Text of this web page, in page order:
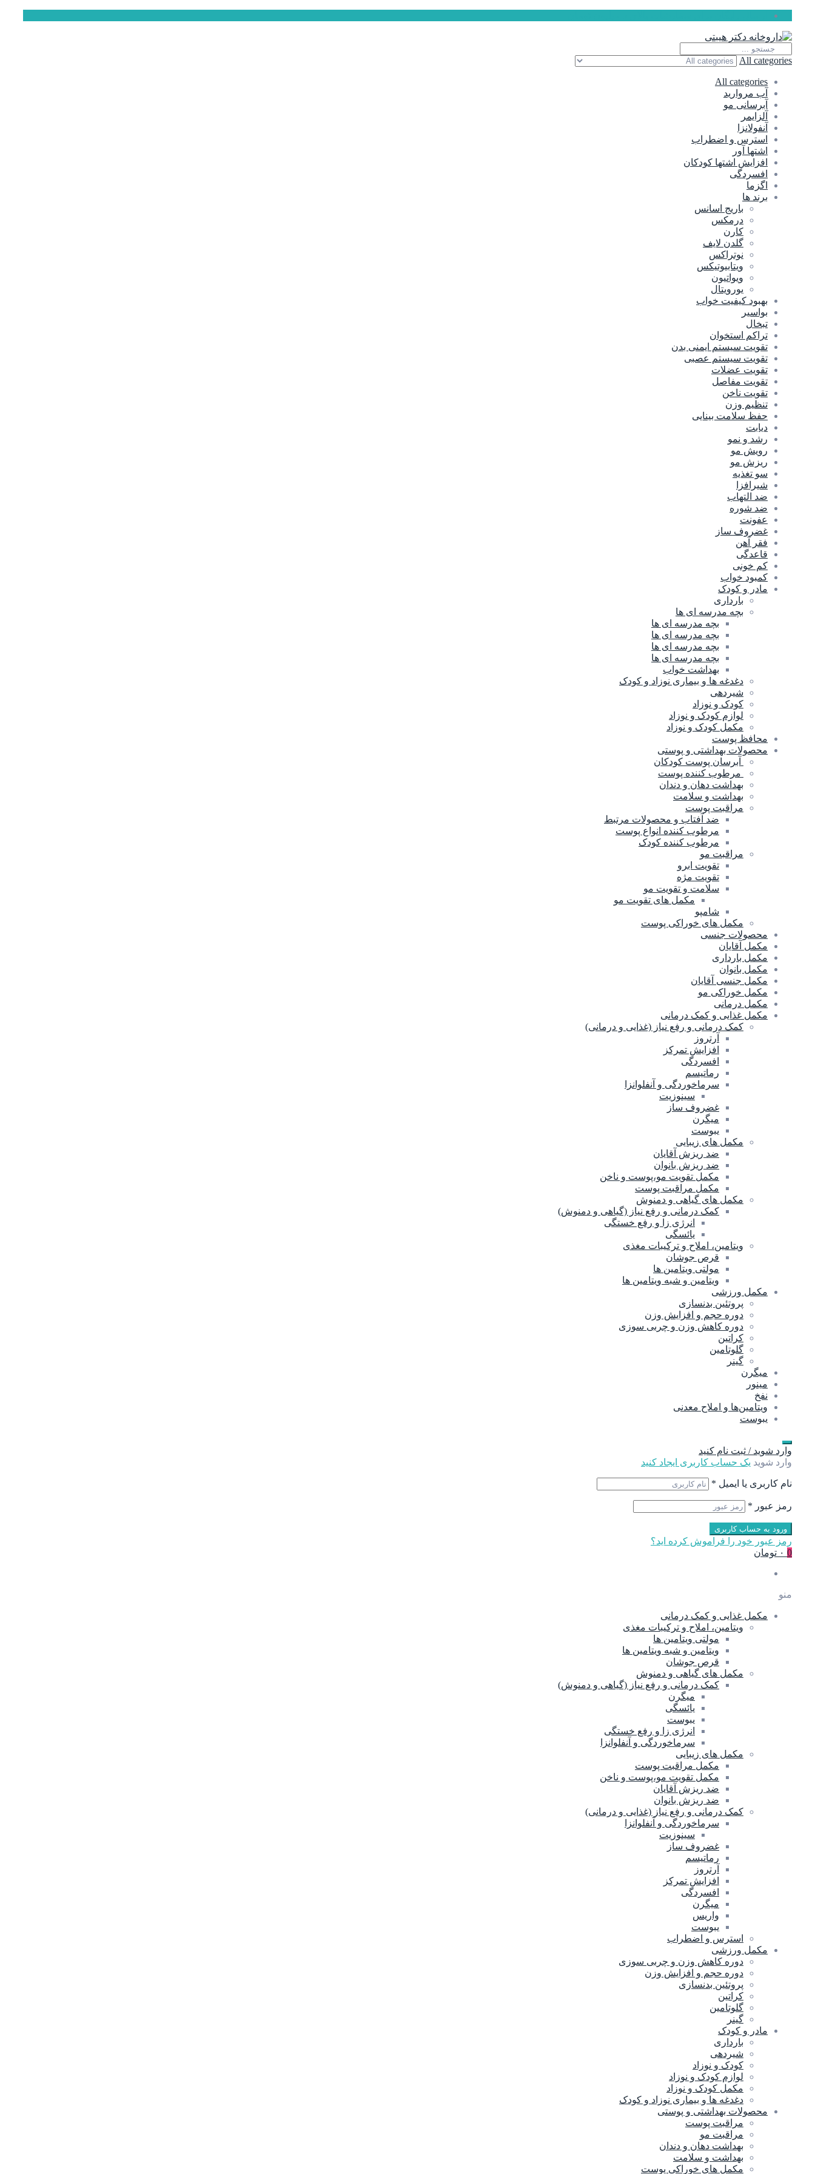
All categories
All categories
آب مروارید
آبرسانی مو
آلزایمر
آنفولانزا
استرس و اضطراب
اشتها آور
افزایش اشتها کودکان
افسردگی
اگزما
برند ها
باریج اسانس
درمکس
کارن
گلدن لایف
نوتراکس
ویتابیوتیکس
ویواتیون
یورویتال
بهبود کیفیت خواب
بواسیر
تبخال
تراکم استخوان
تقویت سیستم ایمنی بدن
تقویت سیستم عصبی
تقویت عضلات
تقویت مفاصل
تقویت ناخن
تنظیم وزن
حفظ سلامت بینایی
دیابت
رشد و نمو
رویش مو
ریزش مو
سو تغذیه
شیرافزا
ضد التهاب
ضد شوره
عفونت
غضروف ساز
فقر آهن
قاعدگی
کم خونی
کمبود خواب
مادر و کودک
بارداری
بچه مدرسه ای ها
بچه مدرسه اى ها
بچه مدرسه ای ها
بچه مدرسه ای ها
بچه مدرسه ای ها
بهداشت خواب
دغدغه ها و بیماری نوزاد و کودک
شیردهی
کودک و نوزاد
لوازم کودک و نوزاد
مکمل کودک و نوزاد
محافظ پوست
محصولات بهداشتی و پوستی
آبرسان پوست کودکان
مرطوب کننده پوست
بهداشت دهان و دندان
بهداشت و سلامت
مراقبت پوست
ضد آفتاب و محصولات مرتبط
مرطوب کننده انواع پوست
مرطوب کننده کودک
مراقبت مو
تقویت ابرو
تقویت مژه
سلامت و تقویت مو
مکمل های تقویت مو
شامپو
مکمل های خوراکی پوست
محصولات جنسی
مکمل آقایان
مکمل بارداری
مکمل بانوان
مکمل جنسی آقایان
مکمل خوراکی مو
مکمل درمانی
مکمل غذایی و کمک درمانی
کمک درمانی و رفع نیاز (غذایی و درمانی)
آرتروز
افزایش تمرکز
افسردگی
رماتیسم
سرماخوردگی و آنفلوانزا
سینوزیت
غضروف ساز
میگرن
یبوست
مکمل های زیبایی
ضد ریزش آقایان
ضد ریزش بانوان
مکمل تقویت مو،پوست و ناخن
مکمل مراقبت پوست
مکمل های گیاهی و دمنوش
کمک درمانی و رفع نیاز (گیاهی و دمنوش)
انرژی زا و رفع خستگی
یائسگی
ویتامین، املاح و ترکیبات مغذی
قرص جوشان
مولتی ویتامین ها
ویتامین و شبه ویتامین ها
مکمل ورزشی
پروتئین بدنسازی
دوره حجم و افزایش وزن
دوره کاهش وزن و چربی سوزی
کراتین
گلوتامین
گینر
میگرن
مینور
نفخ
ویتامین‌ها و املاح معدنی
یبوست
وارد شوید / ثبت نام کنید
وارد شوید یک حساب کاربری ایجاد کنید
نام کاربری یا ایمیل *
رمز عبور *
ورود به حساب کاربری
رمز عبور خود را فراموش کرده اید؟
0 ۰ تومان
منو
مکمل غذایی و کمک درمانی
ویتامین، املاح و ترکیبات مغذی
مولتی ویتامین ها
ویتامین و شبه ویتامین ها
قرص جوشان
مکمل های گیاهی و دمنوش
کمک درمانی و رفع نیاز (گیاهی و دمنوش)
میگرن
یائسگی
یبوست
انرژی زا و رفع خستگی
سرماخوردگی و آنفلوانزا
مکمل های زیبایی
مکمل مراقبت پوست
مکمل تقویت مو،پوست و ناخن
ضد ریزش آقایان
ضد ریزش بانوان
کمک درمانی و رفع نیاز (غذایی و درمانی)
سرماخوردگی و آنفلوانزا
سینوزیت
غضروف ساز
رماتیسم
آرتروز
افزایش تمرکز
افسردگی
میگرن
واریس
یبوست
استرس و اضطراب
مکمل ورزشی
دوره کاهش وزن و چربی سوزی
دوره حجم و افزایش وزن
پروتئین بدنسازی
کراتین
گلوتامین
گینر
مادر و کودک
بارداری
شیردهی
کودک و نوزاد
لوازم کودک و نوزاد
مکمل کودک و نوزاد
دغدغه ها و بیماری نوزاد و کودک
محصولات بهداشتی و پوستی
مراقبت پوست
مراقبت مو
بهداشت دهان و دندان
بهداشت و سلامت
مکمل های خوراکی پوست